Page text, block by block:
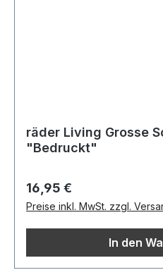
räder Living Grosse
"Bedruckt"
Regulärer Preis:
16,95 €
Preise inkl. MwSt. zzgl.
In den